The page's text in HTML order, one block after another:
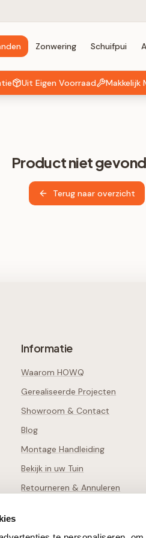
Zonwering Schuifpui
Uit Eigen Voorraad Makkelijk
Product niet
Terug naar overzicht
Informatie
Waarom HOWQ
Gerealiseerde Projecten
Showroom & Contact
Blog
Montage Handleiding
Bekijk in uw Tuin
Retourneren & Annuleren